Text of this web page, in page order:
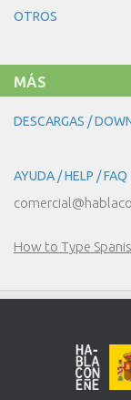
MODA
OTROS
MÁS
DESCARGAS /
AYUDA / HELP / FAQ
How to Type